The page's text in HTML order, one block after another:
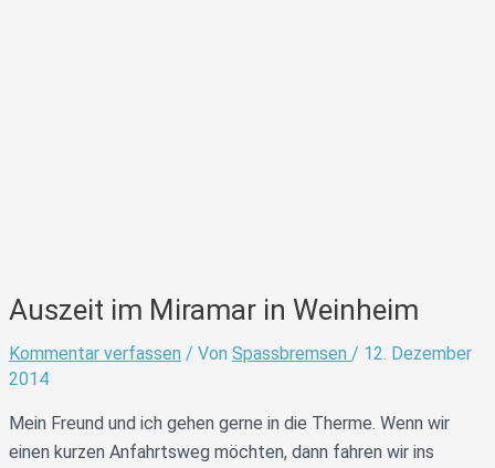
Auszeit im Miramar in Weinheim
Kommentar verfassen / Von Spassbremsen / 12. Dezember
2014
Mein Freund und ich gehen gerne in die Therme. Wenn wir
einen kurzen Anfahrtsweg möchten, dann fahren wir ins